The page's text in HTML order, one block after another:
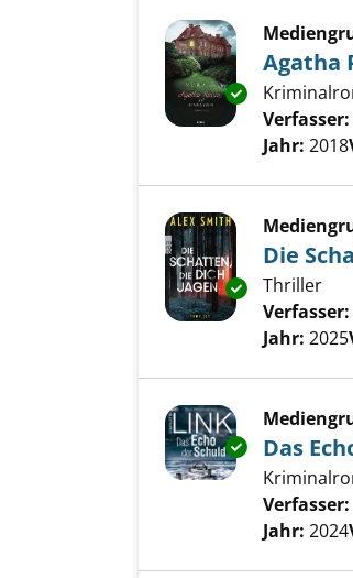
Exemplar-
Agatha
Verfasser:
Jahr: 2018
Exemplar-
Die
Thriller
Verfasser:
Jahr: 2025
Exemplar-
Das
Verfasser:
Jahr: 2024